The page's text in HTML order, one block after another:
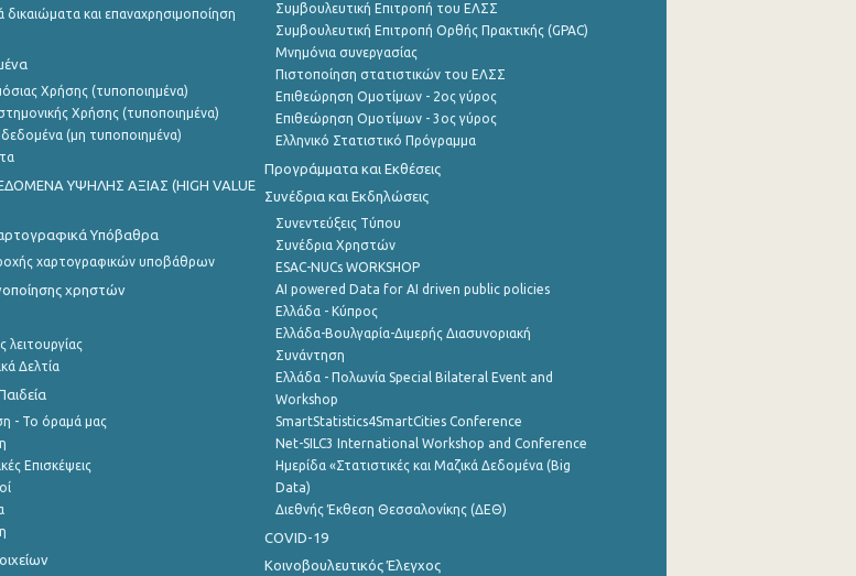
δικαιώματα και επαναχρησιμοποίηση
Χρήσης (τυποποιημένα)
Χρήσης (τυποποιημένα)
(μη τυποποιημένα)
ΥΨΗΛΗΣ ΑΞΙΑΣ (HIGH VALUE
Υπόβαθρα
χαρτογραφικών υποβάθρων
χρηστών
λειτουργίας
Δελτία
- Το όραμά μας
Επισκέψεις
Συμβουλευτική Επιτροπή του ΕΛΣΣ
Συμβουλευτική Επιτροπή Ορθής Πρακτικής (GPAC)
Μνημόνια συνεργασίας
Πιστοποίηση στατιστικών του ΕΛΣΣ
Επιθεώρηση Ομοτίμων - 2ος γύρος
Επιθεώρηση Ομοτίμων - 3ος γύρος
Ελληνικό Στατιστικό Πρόγραμμα
Προγράμματα και Εκθέσεις
Συνέδρια και Εκδηλώσεις
Συνεντεύξεις Τύπου
Συνέδρια Χρηστών
ESAC-NUCs WORKSHOP
AI powered Data for AI driven public policies
Ελλάδα - Κύπρος
Ελλάδα-Βουλγαρία-Διμερής Διασυνοριακή
Συνάντηση
Ελλάδα - Πολωνία Special Bilateral Event and
Workshop
SmartStatistics4SmartCities Conference
Net-SILC3 International Workshop and Conference
Ημερίδα «Στατιστικές και Μαζικά Δεδομένα (Big
Data)
Διεθνής Έκθεση Θεσσαλονίκης (ΔΕΘ)
COVID-19
Κοινοβουλευτικός Έλεγχος